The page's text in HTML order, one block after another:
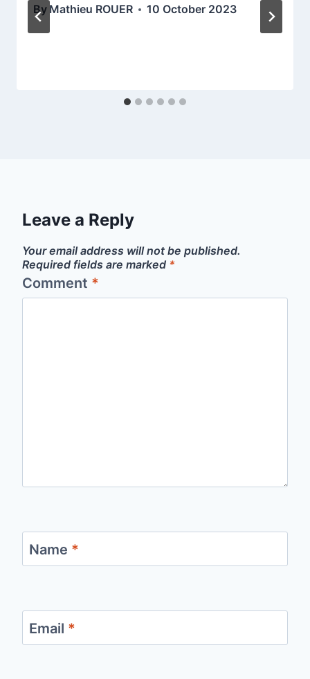
By Mathieu ROUER 10 October 2023
Leave a Reply
Your email address will not be published.
Required fields are marked *
Comment *
Name *
Email *